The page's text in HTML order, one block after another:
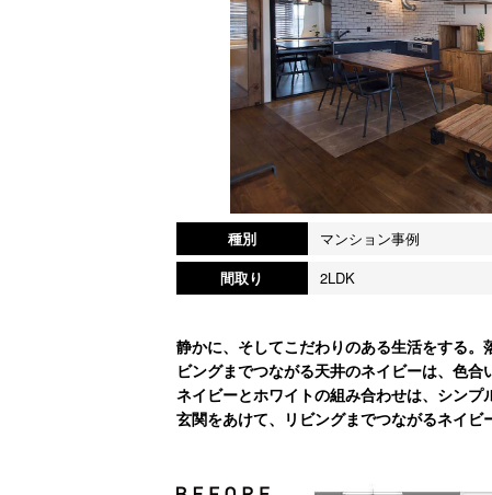
種別 マンション事例
間取り
2LDK
静かに、そしてこだわりのある生活をする
ビングまでつながる天井のネイビーは、色
ネイビーとホワイトの組み合わせは、シンプ
玄関をあけて、リビングまでつながるネイビ